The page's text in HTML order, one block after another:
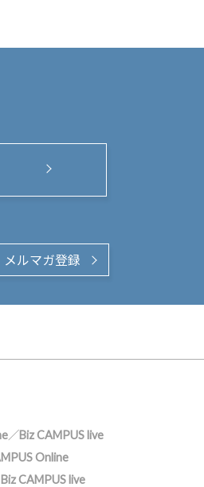
メルマガ登録
／Biz CAMPUS live
Online
Biz CAMPUS live